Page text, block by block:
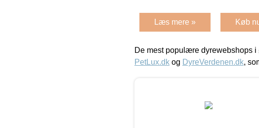
Læs mere » Køb
De mest populære dyrewebshops i
PetLux.dk og DyreVerdenen.dk,